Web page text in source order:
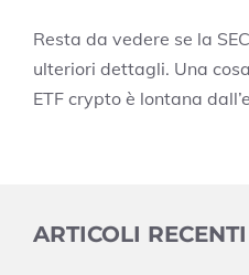
Resta da vedere se la
ulteriori dettagli. Una
ETF crypto è lontana
ARTICOLI RECENTI